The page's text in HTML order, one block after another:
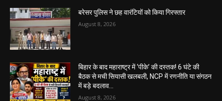
बरेसर पुलिस ने छह वारंटियों को किया गिरफ्तार
August 8, 2026
बिहार के बाद महाराष्ट्र में ‘पीके’ की दस्तक! 6 घंटे की
बैठक से मची सियासी खलबली, NCP में रणनीति या संगठन
में बड़े बदलाव...
August 8, 2026